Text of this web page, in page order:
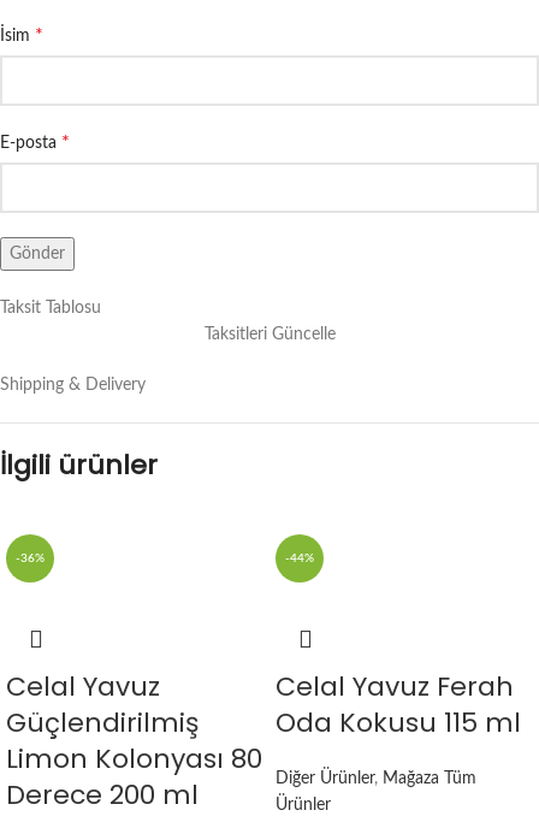
İsim *
E-posta *
Taksit Tablosu
Taksitleri Güncelle
Shipping & Delivery
İlgili ürünler
-36%
Celal Yavuz
Güçlendirilmiş
Limon Kolonyası 80
Derece 200 ml
-44%
Celal Yavuz Ferah
Oda Kokusu 115 ml
Diğer Ürünler, Mağaza Tüm
Ürünler